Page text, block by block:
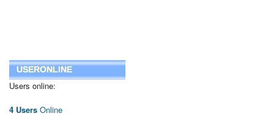
USERONLINE
Users online:
4 Users Online